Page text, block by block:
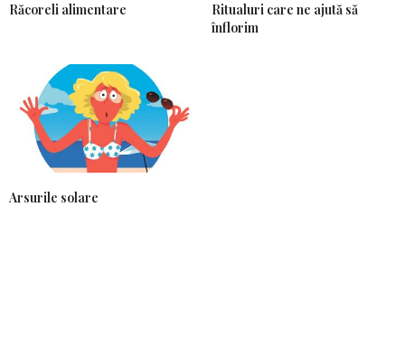
Răcoreli alimentare
Ritualuri care ne ajută să
înflorim
Arsurile solare